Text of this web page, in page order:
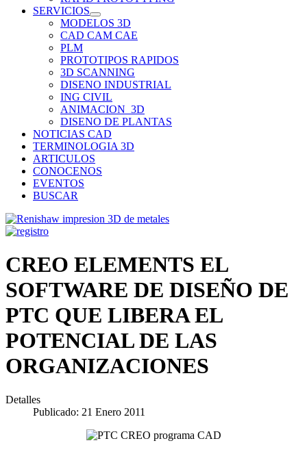
SERVICIOS
MODELOS 3D
CAD CAM CAE
PLM
PROTOTIPOS RAPIDOS
3D SCANNING
DISENO INDUSTRIAL
ING CIVIL
ANIMACION_3D
DISENO DE PLANTAS
NOTICIAS CAD
TERMINOLOGIA 3D
ARTICULOS
CONOCENOS
EVENTOS
BUSCAR
CREO ELEMENTS EL
SOFTWARE DE DISEÑO DE
PTC QUE LIBERA EL
POTENCIAL DE LAS
ORGANIZACIONES
Detalles
Publicado: 21 Enero 2011